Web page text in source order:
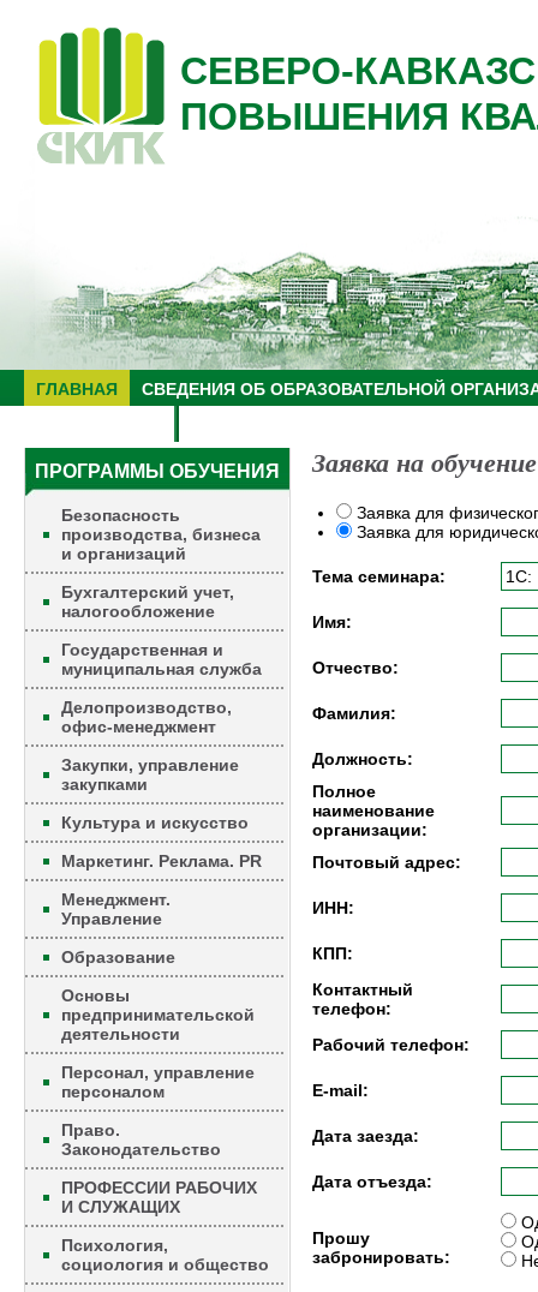
СЕВЕРО-
ПОВЫШЕНИЯ
ГЛАВНАЯ
СВЕДЕНИЯ ОБ ОБРАЗОВАТЕЛЬНОЙ
ПРОГРАММЫ ОБУЧЕНИЯ
Безопасность
производства, бизнеса
и организаций
Бухгалтерский учет,
налогообложение
Государственная и
муниципальная служба
Делопроизводство,
офис-менеджмент
Закупки, управление
закупками
Культура и искусство
Маркетинг. Реклама. PR
Менеджмент.
Управление
Образование
Основы
предпринимательской
деятельности
Персонал, управление
персоналом
Право.
Законодательство
ПРОФЕССИИ РАБОЧИХ
И СЛУЖАЩИХ
Психология,
социология и общество
Заявка на обучение
Заявка для
Заявка для
Тема семинара:
Имя:
Отчество:
Фамилия:
Должность:
Полное
наименование
организации:
Почтовый адрес:
ИНН:
КПП:
Контактный
телефон:
Рабочий телефон:
E-mail:
Дата заезда:
Дата отъезда:
Прошу
забронировать: